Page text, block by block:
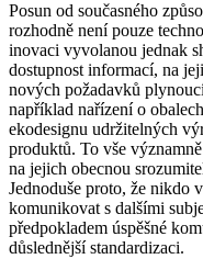
Posun od současného
rozhodně není pouze
inovaci vyvolanou jednak
dostupnost informací, na
nových požadavků
například nařízení o
ekodesignu udržitelných
produktů. To vše
na jejich obecnou
Jednoduše proto, že nikdo
komunikovat s dalšími
předpokladem úspěšné
důslednější standardizaci.